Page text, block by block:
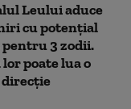
Leului aduce
cu potențial
3 zodii.
poate lua o